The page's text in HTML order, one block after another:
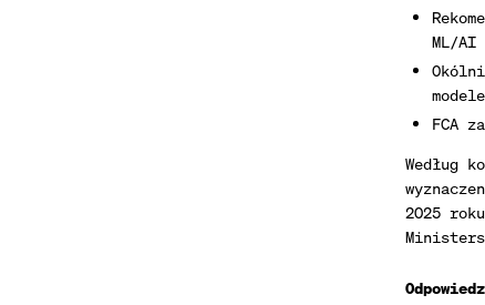
ML/AI
FCA
Według
2025